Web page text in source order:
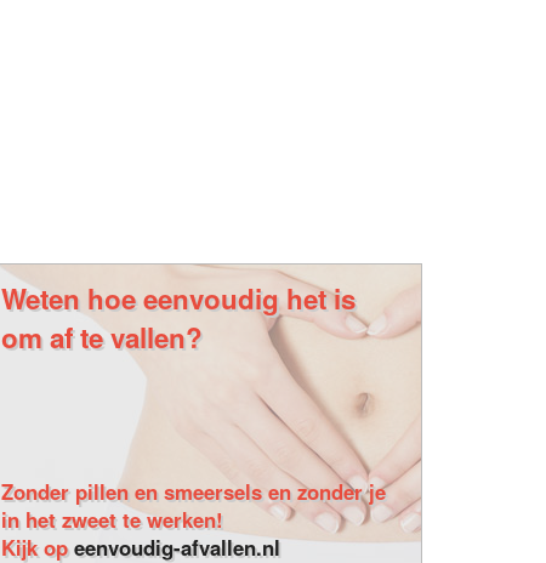
Weten hoe eenvoudig het is
om af te vallen?
Zonder pillen en smeersels en zonder je
in het zweet te werken!
Kijk opeenvoudig-afvallen.nl